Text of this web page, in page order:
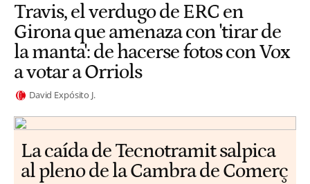
Travis, el verdugo de ERC en
Girona que amenaza con 'tirar de
la manta': de hacerse fotos con Vox
a votar a Orriols
David Expósito J.
La caída de Tecnotramit salpica
al pleno de la Cambra de Comerç